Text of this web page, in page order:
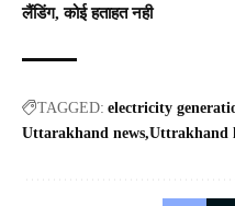
लैंडिंग, कोई हताहत नही
TAGGED: electricity
Uttarakhand news Uttrakhand